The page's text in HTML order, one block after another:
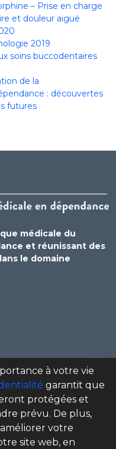
– Prise en charge
et douleur aiguë
2019
soins buccodentaires
de la
: découvertes
futures
médicale du
et réunissant des
le domaine
mentale, dépendance
Centre-Sud-de-
à votre vie
garantit que
protégées et
prévu. De plus,
votre
site web, en